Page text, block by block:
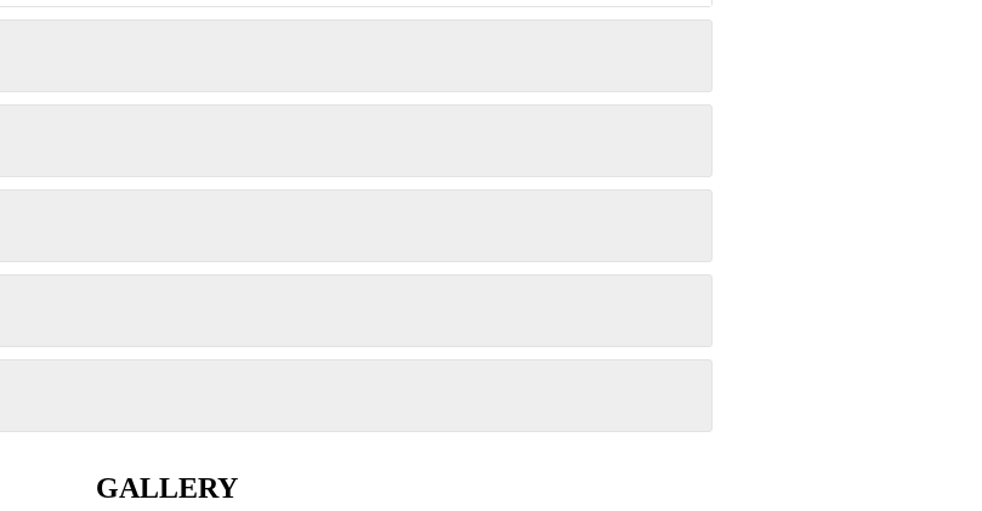
GALLERY